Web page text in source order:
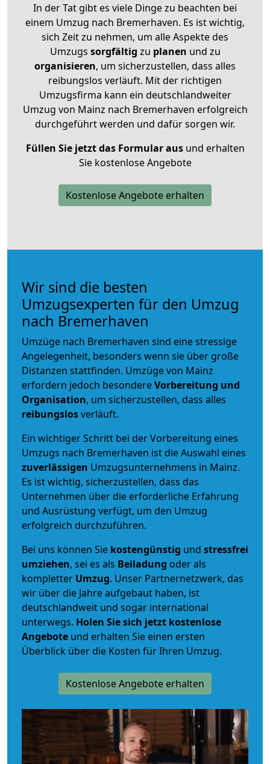
In der Tat gibt es viele Dinge zu beachten bei
einem Umzug nach Bremerhaven. Es ist wichtig,
sich Zeit zu nehmen, um alle Aspekte des
Umzugs sorgfältig zu planen und zu
organisieren, um sicherzustellen, dass alles
reibungslos verläuft. Mit der richtigen
Umzugsfirma kann ein deutschlandweiter
Umzug von Mainz nach Bremerhaven erfolgreich
durchgeführt werden und dafür sorgen wir.
Füllen Sie jetzt das Formular ausund erhalten
Sie kostenlose Angebote
Kostenlose Angebote erhalten
Wir sind die besten
Umzugsexperten für den Umzug
nach Bremerhaven
Umzüge nach Bremerhaven sind eine stressige
Angelegenheit, besonders wenn sie über große
Distanzen stattfinden. Umzüge von Mainz
erfordern jedoch besondereVorbereitung und
Organisation, um sicherzustellen, dass alles
reibungslosverläuft.
Ein wichtiger Schritt bei der Vorbereitung eines
Umzugs nach Bremerhaven ist die Auswahl eines
zuverlässigen Umzugsunternehmens in Mainz.
Es ist wichtig, sicherzustellen, dass das
Unternehmen über die erforderliche Erfahrung
und Ausrüstung verfügt, um den Umzug
erfolgreich durchzuführen.
Bei uns können Sie kostengünstig und stressfrei
umziehen, sei es als Beiladung oder als
kompletter Umzug. Unser Partnernetzwerk, das
wir über die Jahre aufgebaut haben, ist
deutschlandweit und sogar international
unterwegs. Holen Sie sich jetzt kostenlose
Angebote und erhalten Sie einen ersten
Überblick über die Kosten für Ihren Umzug.
Kostenlose Angebote erhalten